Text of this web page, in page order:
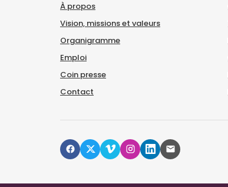
À propos
Vision, missions et valeurs
Organigramme
Emploi
Coin presse
Contact